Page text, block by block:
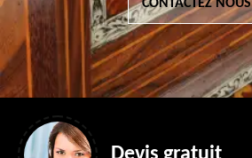
CONTACTEZ NOUS